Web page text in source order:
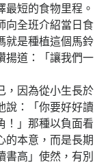
短的食物里程。
向全班介紹當日食
就是種植這個馬鈴
揚道：「讓我們一
，因為從小生長於
說：「你要好好讀
！」那種以負面看
的本意，而是長期
高」使然，有別